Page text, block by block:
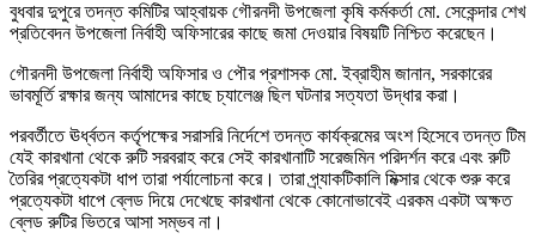
বুধবার দুপুরে তদন্ত কমিটির আহ্বায়ক গৌরনদী উপজেলা কৃষি কর্মকর্তা মো. সেকেন্দার শেখ
প্রতিবেদন উপজেলা নির্বাহী অফিসারের কাছে জমা দেওয়ার বিষয়টি নিশ্চিত করেছেন।
গৌরনদী উপজেলা নির্বাহী অফিসার ও পৌর প্রশাসক মো. ইব্রাহীম জানান, সরকারের
ভাবমূর্তি রক্ষার জন্য আমাদের কাছে চ্যালেঞ্জ ছিল ঘটনার সত্যতা উদ্ধার করা।
পরবর্তীতে ঊর্ধ্বতন কর্তৃপক্ষের সরাসরি নির্দেশে তদন্ত কার্যক্রমের অংশ হিসেবে তদন্ত টিম
যেই কারখানা থেকে রুটি সরবরাহ করে সেই কারখানাটি সরেজমিন পরিদর্শন করে এবং রুটি
তৈরির প্রত্যেকটা ধাপ তারা পর্যালোচনা করে। তারা প্র্যাকটিকালি মিক্সার থেকে শুরু করে
প্রত্যেকটা ধাপে ব্লেড দিয়ে দেখেছে কারখানা থেকে কোনোভাবেই এরকম একটা অক্ষত
ব্লেড রুটির ভিতরে আসা সম্ভব না।